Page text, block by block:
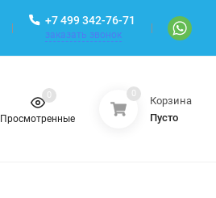
+7 499 342-76-71
заказать звонок
Просмотренные
0 0
Корзина
Пусто